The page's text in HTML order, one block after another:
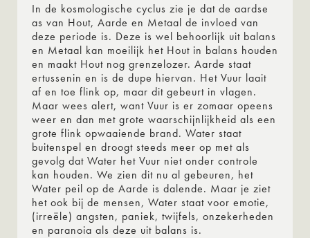
In de kosmologische cyclus zie je dat de aardse
as van Hout, Aarde en Metaal de invloed van
deze periode is. Deze is wel behoorlijk uit balans
en Metaal kan moeilijk het Hout in balans houden
en maakt Hout nog grenzelozer. Aarde staat
ertussenin en is de dupe hiervan. Het Vuur laait
af en toe flink op, maar dit gebeurt in vlagen.
Maar wees alert, want Vuur is er zomaar opeens
weer en dan met grote waarschijnlijkheid als een
grote flink opwaaiende brand. Water staat
buitenspel en droogt steeds meer op met als
gevolg dat Water het Vuur niet onder controle
kan houden. We zien dit nu al gebeuren, het
Water peil op de Aarde is dalende. Maar je ziet
het ook bij de mensen, Water staat voor emotie,
(irreële) angsten, paniek, twijfels, onzekerheden
en paranoia als deze uit balans is.